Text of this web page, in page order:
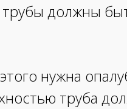
должны
нужна
труба